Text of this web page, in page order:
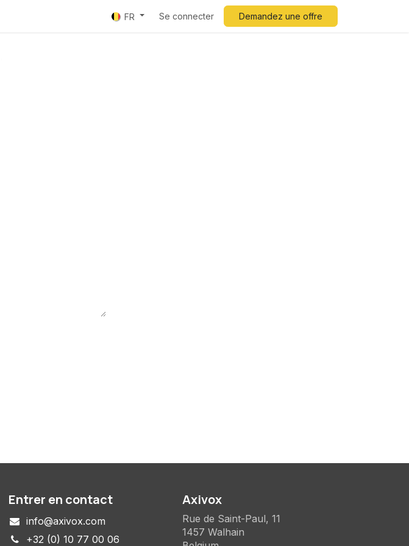
FR Se connecter Demandez une offre
Entrer en contact
info@axivox.com
+32 (0) 10 77 00 06
Axivox
Rue de Saint-Paul, 11
1457 Walhain